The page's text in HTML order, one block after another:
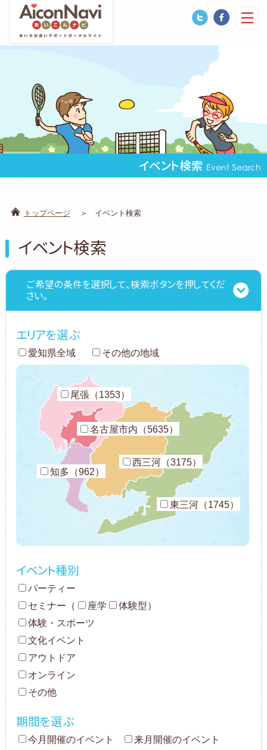
イベント検索 Event Search
トップページ イベント検索
イベント検索
ご希望の条件を選択して、検索ボタンを押してくだ
さい。
エリアを選ぶ
愛知県全域 その他の地域
名古屋市内（5635）
尾張（1353）
知多（962）
西三河（3175）
東三河（1745）
イベント種別
パーティー
セミナー （ 座学 体験型）
体験・スポーツ
文化イベント
アウトドア
オンライン
その他
期間を選ぶ
今月開催のイベント
来月開催のイベント